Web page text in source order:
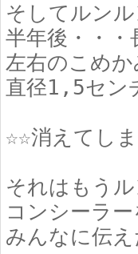
そしてルン
半年後・・
左右のこめ
直径1,5セン
☆☆消えてし
それはもう
コンシーラ
みんなに伝え